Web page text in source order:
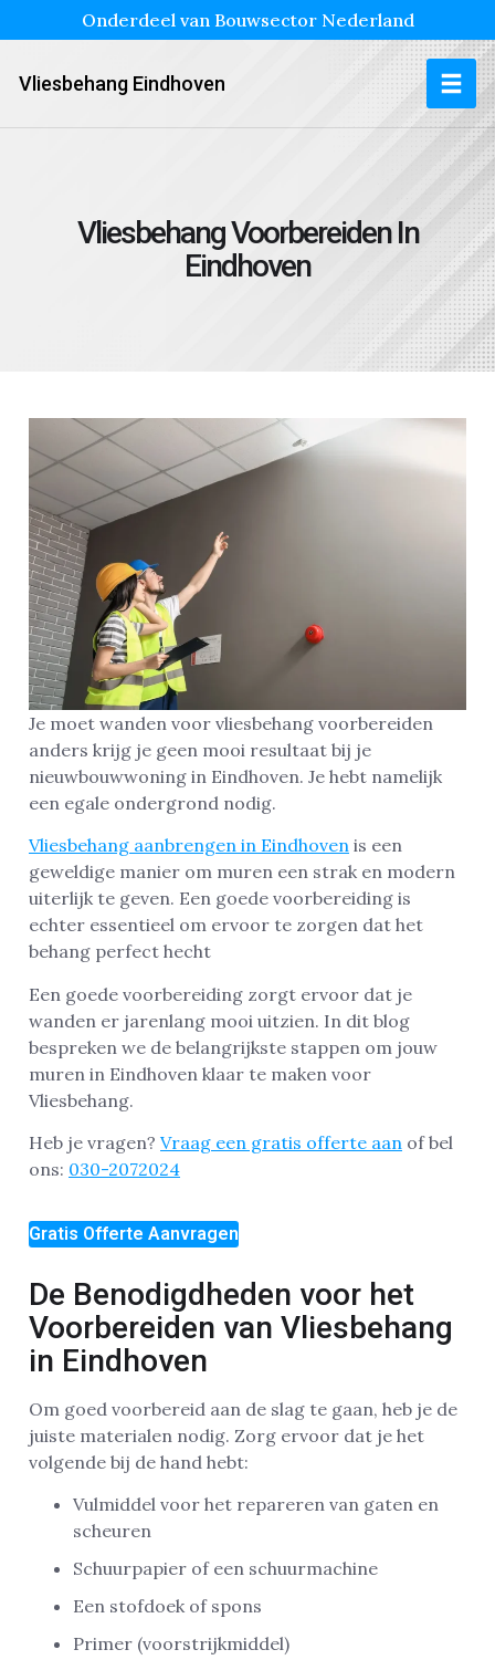
Onderdeel van Bouwsector Nederland
Vliesbehang Eindhoven
Vliesbehang Voorbereiden In
Eindhoven
Je moet wanden voor vliesbehang voorbereiden
anders krijg je geen mooi resultaat bij je
nieuwbouwwoning in Eindhoven. Je hebt namelijk
een egale ondergrond nodig.
Vliesbehang aanbrengen in Eindhoven is een
geweldige manier om muren een strak en modern
uiterlijk te geven. Een goede voorbereiding is
echter essentieel om ervoor te zorgen dat het
behang perfect hecht
Een goede voorbereiding zorgt ervoor dat je
wanden er jarenlang mooi uitzien. In dit blog
bespreken we de belangrijkste stappen om jouw
muren in Eindhoven klaar te maken voor
Vliesbehang.
Heb je vragen? Vraag een gratis offerte aan of bel
ons: 030-2072024
Gratis Offerte Aanvragen
De Benodigdheden voor het
Voorbereiden van Vliesbehang
in Eindhoven
Om goed voorbereid aan de slag te gaan, heb je de
juiste materialen nodig. Zorg ervoor dat je het
volgende bij de hand hebt:
Vulmiddel voor het repareren van gaten en
scheuren
Schuurpapier of een schuurmachine
Een stofdoek of spons
Primer (voorstrijkmiddel)